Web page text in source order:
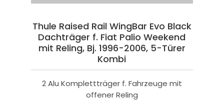
Thule Raised Rail WingBar Evo Black
Dachträger f. Fiat Palio Weekend
mit Reling, Bj. 1996-2006, 5-Türer
Kombi
2 Alu Komplettträger f. Fahrzeuge mit
offener Reling